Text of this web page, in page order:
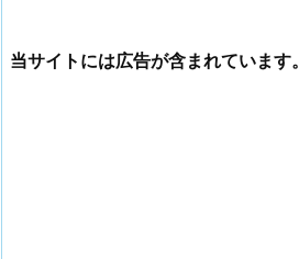
当サイトには広告が含まれています。